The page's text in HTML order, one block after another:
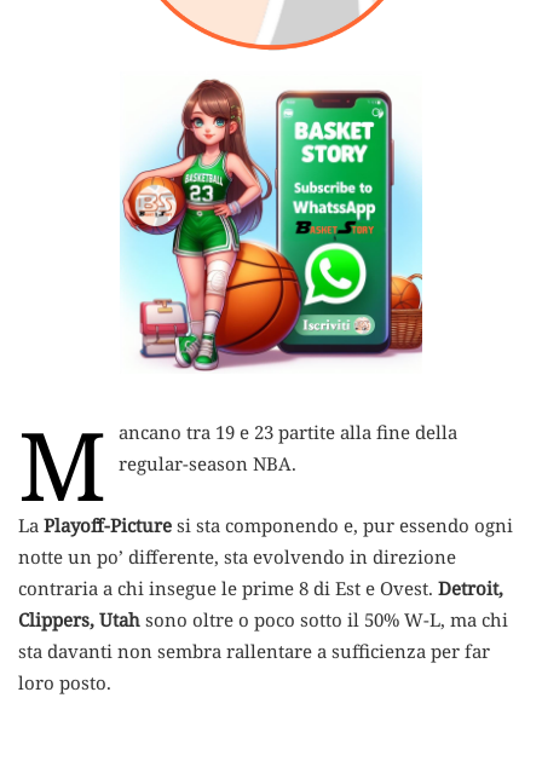
M ancano tra 19 e 23 partite alla fine della
regular-season NBA.
La Playoff-Picture si sta componendo e, pur essendo ogni
notte un po’ differente, sta evolvendo in direzione
contraria a chi insegue le prime 8 di Est e Ovest. Detroit,
Clippers, Utah sono oltre o poco sotto il 50% W-L, ma chi
sta davanti non sembra rallentare a sufficienza per far
loro posto.